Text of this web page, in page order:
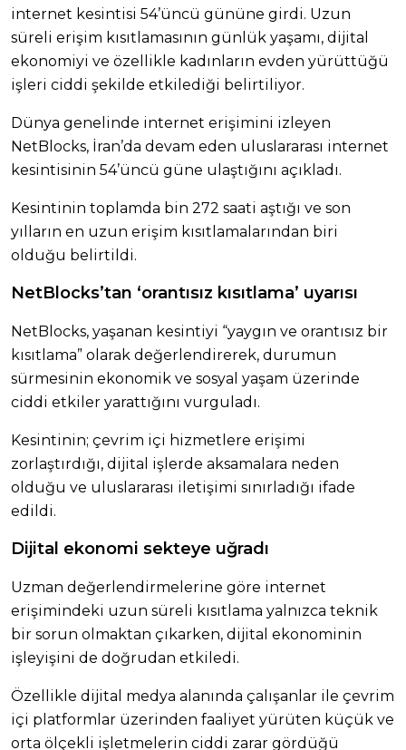
internet kesintisi 54’üncü gününe girdi. Uzun
süreli erişim kısıtlamasının günlük yaşamı, dijital
ekonomiyi ve özellikle kadınların evden yürüttüğü
işleri ciddi şekilde etkilediği belirtiliyor.
Dünya genelinde internet erişimini izleyen
NetBlocks, İran’da devam eden uluslararası internet
kesintisinin 54’üncü güne ulaştığını açıkladı.
Kesintinin toplamda bin 272 saati aştığı ve son
yılların en uzun erişim kısıtlamalarından biri
olduğu belirtildi.
NetBlocks’tan ‘orantısız kısıtlama’ uyarısı
NetBlocks, yaşanan kesintiyi “yaygın ve orantısız bir
kısıtlama” olarak değerlendirerek, durumun
sürmesinin ekonomik ve sosyal yaşam üzerinde
ciddi etkiler yarattığını vurguladı.
Kesintinin; çevrim içi hizmetlere erişimi
zorlaştırdığı, dijital işlerde aksamalara neden
olduğu ve uluslararası iletişimi sınırladığı ifade
edildi.
Dijital ekonomi sekteye uğradı
Uzman değerlendirmelerine göre internet
erişimindeki uzun süreli kısıtlama yalnızca teknik
bir sorun olmaktan çıkarken, dijital ekonominin
işleyişini de doğrudan etkiledi.
Özellikle dijital medya alanında çalışanlar ile çevrim
içi platformlar üzerinden faaliyet yürüten küçük ve
orta ölçekli işletmelerin ciddi zarar gördüğü